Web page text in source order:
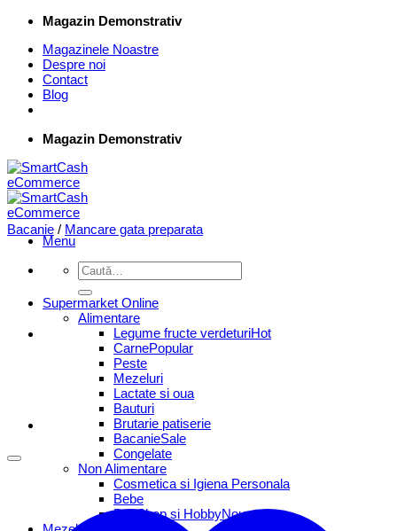
Skip
content
Magazin Demonstrativ
Magazinele Noastre
Despre noi
Contact
Blog
Magazin Demonstrativ
Menu
Caută
după:
Supermarket Online
Alimentare
Legume fructe verdeturi
Carne
Peste
Mezeluri
Lactate si oua
Bauturi
Brutarie patiserie
Bacanie
Congelate
Non Alimentare
Cosmetica si Igiena Personala
Bebe
Pet Shop si Hobby
Bacanie / Mancare gata preparata